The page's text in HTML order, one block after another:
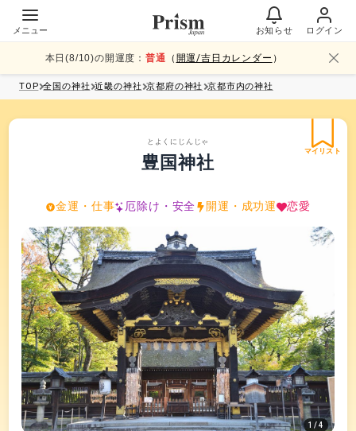
メニュー お知らせ ログイン
本日(8/10)の開運度：普通 （ 開運/吉日カレンダー ）
TOP 全国の神社 近畿の神社 京都府の神社 京都市内の神社
マイリスト
とよくにじんじゃ
豊国神社
金運・仕事 厄除け・安全 開運・成功運 恋愛
1/4